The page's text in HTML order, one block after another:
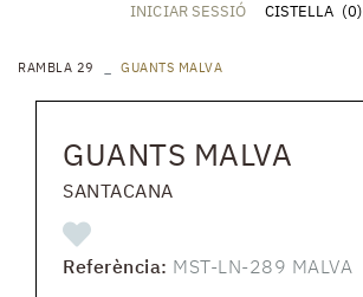
INICIAR SESSIÓ CISTELLA (0)
RAMBLA 29 GUANTS MALVA
GUANTS MALVA
SANTACANA
Referència: MST-LN-289 MALVA